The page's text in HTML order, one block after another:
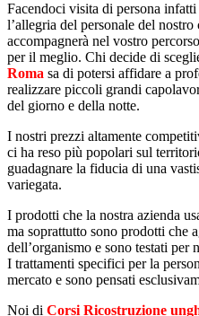
Facendoci visita di persona
l’allegria del personale del
accompagnerà nel vostro
per il meglio. Chi decide di
Roma sa di potersi affidare a
realizzare piccoli grandi
del giorno e della notte.
I nostri prezzi altamente
ci ha reso più popolari sul
guadagnare la fiducia di una
variegata.
I prodotti che la nostra azienda
ma soprattutto sono prodotti che
dell’organismo e sono testati per
I trattamenti specifici per la
mercato e sono pensati
Noi di Corsi Ricostruzione